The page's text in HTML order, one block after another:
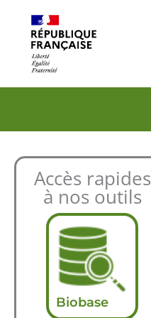
contenu
Accès rapides
à nos outils
Biobase